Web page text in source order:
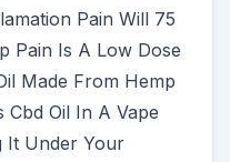
Pain Will 75
Pain Is A Low Dose
Made From Hemp
Cbd Oil In A Vape
It Under Your